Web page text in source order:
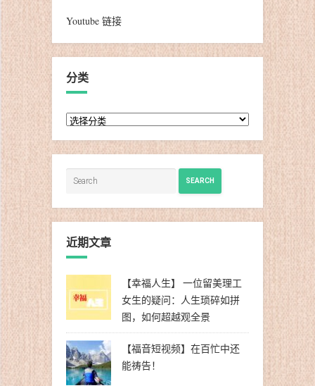
Youtube 链接
分类
分
SEARCH
近期文章
【幸福人生】 一位留美理工
女生的疑问：人生琐碎如拼
图，如何超越观全景
【福音短视频】在百忙中还
能祷告！